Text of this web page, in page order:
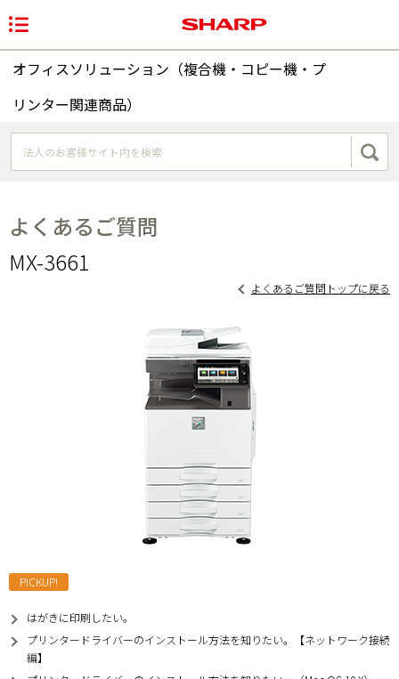
オフィスソリューション（複合機・コピー機・プ
リンター関連商品）
よくあるご質問
MX-3661
よくあるご質問トップに戻る
PICKUP!
はがきに印刷したい。
プリンタードライバーのインストール方法を知りたい。【ネットワーク接続
編】